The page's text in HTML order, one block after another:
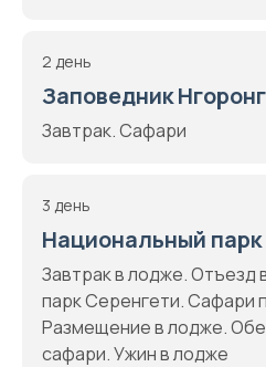
2 день
Заповедник
Завтрак. Сафари
3 день
Национальный
Завтрак в лодже. Отъезд
парк Серенгети. Сафари
Размещение в лодже.
сафари. Ужин в лодже